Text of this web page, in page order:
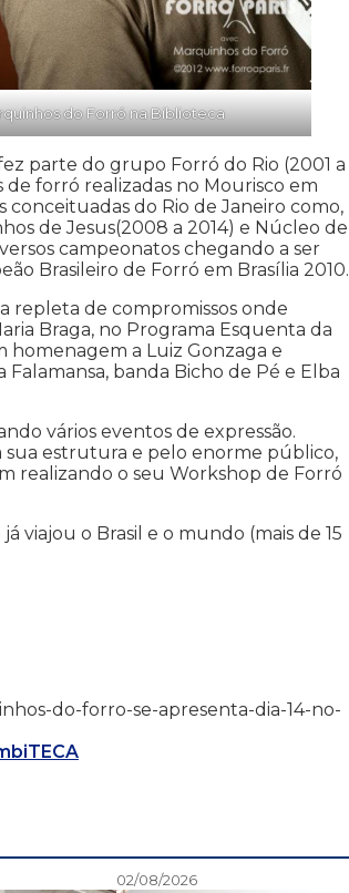
do Forró na Biblioteca
parte do grupo Forró do Rio (2001 a
forró realizadas no Mourisco em
do Rio de Janeiro como,
de Jesus(2008 a 2014) e Núcleo de
campeonatos chegando a ser
Brasileiro de Forró em Brasília 2010.
repleta de compromissos onde
Braga, no Programa Esquenta da
homenagem a Luiz Gonzaga e
banda Bicho de Pé e Elba
vários eventos de expressão.
sua estrutura e pelo enorme público,
realizando o seu Workshop de Forró
o Brasil e o mundo (mais de 15
do-forro-se-apresenta-dia-14-no-
02/08/2026